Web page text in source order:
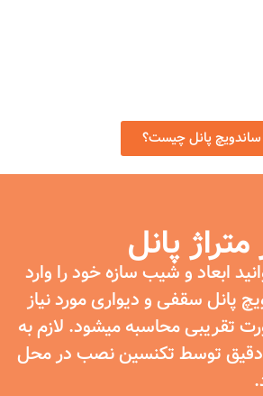
ساندویچ پانل چیست؟
پانل
ابعاد و شیب سازه خود را وارد
پانل سقفی و دیواری مورد نیاز
تقریبی محاسبه میشود. لازم به
دقیق توسط تکنسین نصب در محل